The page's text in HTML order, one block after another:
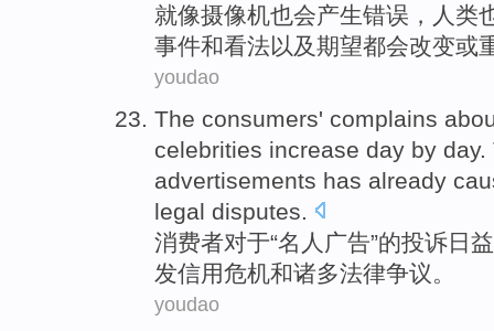
就像摄像机也会产生错误 ， 人类
事件和看法以及期望都会改变或
youdao
The consumers' complains
celebrities increase day by
advertisements has already
legal disputes
消费者对于“名人 广告”的投诉日益
发信用危机和诸多法律争议。
youdao